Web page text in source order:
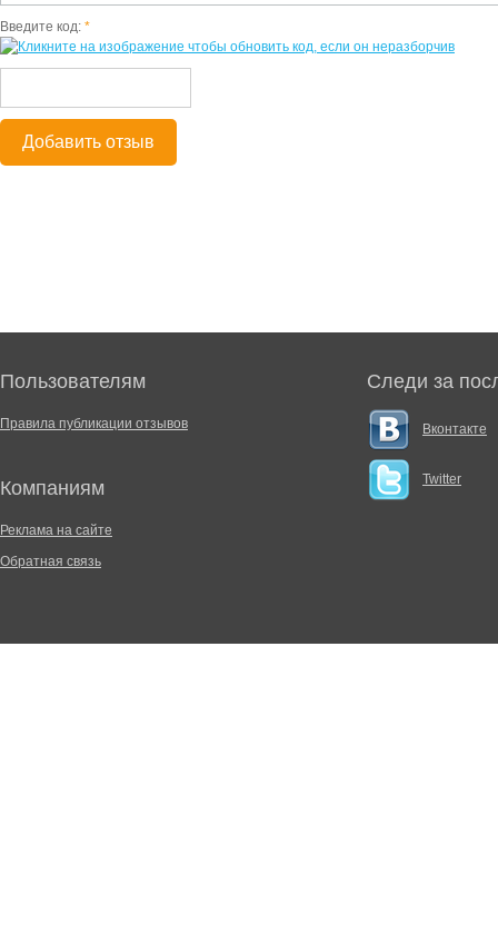
Введите код: *
Добавить отзыв
Пользователям
Правила публикации отзывов
Компаниям
Реклама на сайте
Обратная связь
Следи за
Вконтакте
Twitter